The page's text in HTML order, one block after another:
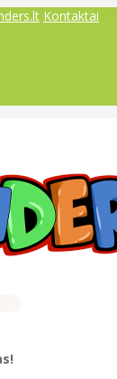
Kontaktai